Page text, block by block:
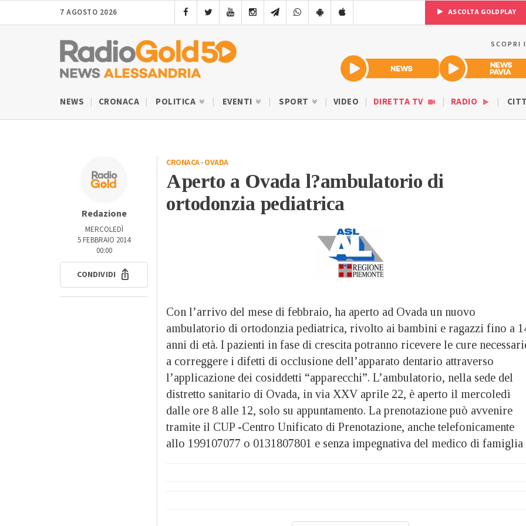
7 AGOSTO 2026 ASCOLTA GOLDPLAY
SCOPRI
NEWS CRONACA POLITICA EVENTI SPORT VIDEO DIRETTA TV RADIO
Redazione
MERCOLEDÌ
5 FEBBRAIO 2014
00:00
CONDIVIDI
CRONACA-OVADA
Aperto a Ovada l?ambulatorio di
ortodonzia pediatrica
Con l’arrivo del mese di febbraio, ha aperto ad Ovada un nuovo
ambulatorio di ortodonzia pediatrica, rivolto ai bambini e ragazzi fino a
anni di età. I pazienti in fase di crescita potranno ricevere le cure
a correggere i difetti di occlusione dell’apparato dentario attraverso
l’applicazione dei cosiddetti “apparecchi”. L’ambulatorio, nella sede del
distretto sanitario di Ovada, in via XXV aprile 22, è aperto il mercoledì
dalle ore 8 alle 12, solo su appuntamento. La prenotazione può avvenire
tramite il CUP -Centro Unificato di Prenotazione, anche telefonicamente
allo 199107077 o 0131807801 e senza impegnativa del medico di famiglia